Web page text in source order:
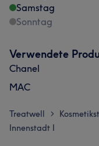
Samstag
Sonntag
Verwendete
Chanel
MAC
Treatwell >
Innenstadt I